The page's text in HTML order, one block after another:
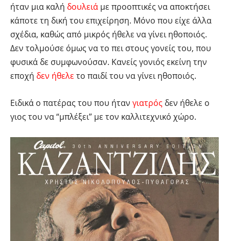
ήταν μια καλή δουλειά με προοπτικές να αποκτήσει
κάποτε τη δική του επιχείρηση. Μόνο που είχε άλλα
σχέδια, καθώς από μικρός ήθελε να γίνει ηθοποιός.
Δεν τολμούσε όμως να το πει στους γονείς του, που
φυσικά δε συμφωνούσαν. Κανείς γονιός εκείνη την
εποχή δεν ήθελε το παιδί του να γίνει ηθοποιός.
Ειδικά ο πατέρας του που ήταν γιατρός δεν ήθελε ο
γιος του να “μπλέξει” με τον καλλιτεχνικό χώρο.